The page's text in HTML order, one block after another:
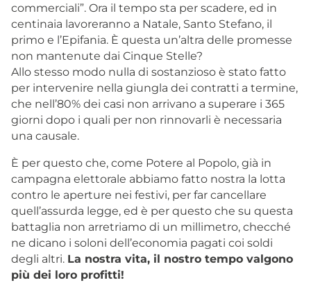
commerciali”. Ora il tempo sta per scadere, ed in
centinaia lavoreranno a Natale, Santo Stefano, il
primo e l’Epifania. È questa un’altra delle promesse
non mantenute dai Cinque Stelle?
Allo stesso modo nulla di sostanzioso è stato fatto
per intervenire nella giungla dei contratti a termine,
che nell’80% dei casi non arrivano a superare i 365
giorni dopo i quali per non rinnovarli è necessaria
una causale.
È per questo che, come Potere al Popolo, già in
campagna elettorale abbiamo fatto nostra la lotta
contro le aperture nei festivi, per far cancellare
quell’assurda legge, ed è per questo che su questa
battaglia non arretriamo di un millimetro, checché
ne dicano i soloni dell’economia pagati coi soldi
degli altri. La nostra vita, il nostro tempo valgono
più dei loro profitti!